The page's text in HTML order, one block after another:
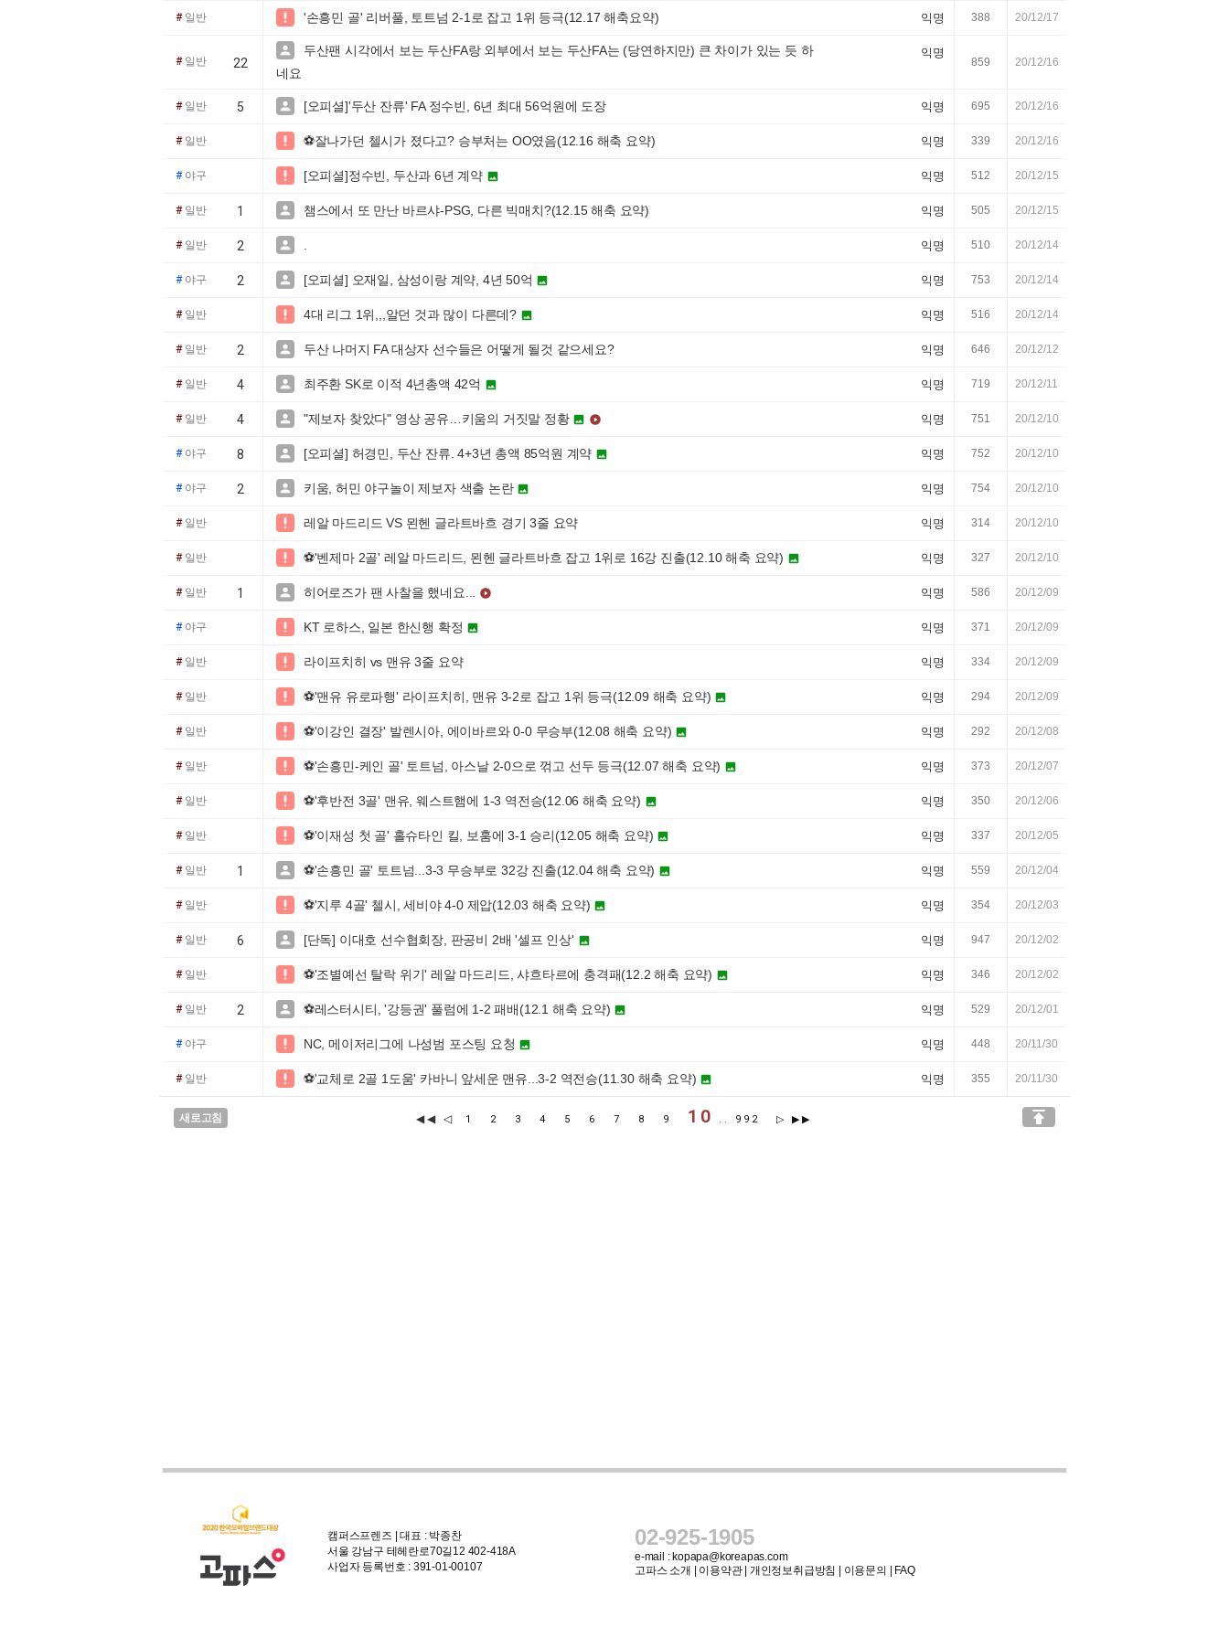
#일반  '손흥민 골' 리버풀, 토트넘 2-1로 잡고 1위 등극(12.17 해축요약) 익명 388 20/12/17
#일반 22

두산팬 시각에서 보는 두산FA랑 외부에서 보는 두산FA는 (당연하지만) 큰 차이가 있는 듯 하
네요
익명
859 20/12/16
#일반 5  [오피셜]'두산 잔류' FA 정수빈, 6년 최대 56억원에 도장 익명 695 20/12/16
#일반  ⚽잘나가던 첼시가 졌다고? 승부처는 OO였음(12.16 해축 요약) 익명 339 20/12/16
#야구  [오피셜]정수빈, 두산과 6년 계약  익명 512 20/12/15
#일반 1  챔스에서 또 만난 바르샤-PSG, 다른 빅매치?(12.15 해축 요약) 익명 505 20/12/15
#일반 2  익명 510 20/12/14
#야구 2  [오피셜] 오재일, 삼성이랑 계약, 4년 50억  익명 753 20/12/14
#일반  4대 리그 1위,,,알던 것과 많이 다른데?  익명 516 20/12/14
#일반 2  두산 나머지 FA 대상자 선수들은 어떻게 될것 같으세요? 익명 646 20/12/12
#일반 4  최주환 SK로 이적 4년총액 42억  익명 719 20/12/11
#일반 4  "제보자 찾았다" 영상 공유…키움의 거짓말 정황   익명 751 20/12/10
#야구 8  [오피셜] 허경민, 두산 잔류. 4+3년 총액 85억원 계약  익명 752 20/12/10
#야구 2  키움, 허민 야구놀이 제보자 색출 논란  익명 754 20/12/10
#일반  레알 마드리드 VS 묀헨 글라트바흐 경기 3줄 요약 익명 314 20/12/10
#일반  ⚽'벤제마 2골' 레알 마드리드, 묀헨 글라트바흐 잡고 1위로 16강 진출(12.10 해축 요약)  익명 327 20/12/10
#일반 1  히어로즈가 팬 사찰을 했네요...  익명 586 20/12/09
#야구  KT 로하스, 일본 한신행 확정  익명 371 20/12/09
#일반  라이프치히 vs 맨유 3줄 요약 익명 334 20/12/09
#일반  ⚽'맨유 유로파행' 라이프치히, 맨유 3-2로 잡고 1위 등극(12.09 해축 요약)  익명 294 20/12/09
#일반  ⚽'이강인 결장' 발렌시아, 에이바르와 0-0 무승부(12.08 해축 요약)  익명 292 20/12/08
#일반  ⚽'손흥민-케인 골' 토트넘, 아스날 2-0으로 꺾고 선두 등극(12.07 해축 요약)  익명 373 20/12/07
#일반  ⚽'후반전 3골' 맨유, 웨스트햄에 1-3 역전승(12.06 해축 요약)  익명 350 20/12/06
#일반  ⚽'이재성 첫 골' 홀슈타인 킬, 보훔에 3-1 승리(12.05 해축 요약)  익명 337 20/12/05
#일반 1  ⚽'손흥민 골' 토트넘...3-3 무승부로 32강 진출(12.04 해축 요약)  익명 559 20/12/04
#일반  ⚽'지루 4골' 첼시, 세비야 4-0 제압(12.03 해축 요약)  익명 354 20/12/03
#일반 6  [단독] 이대호 선수협회장, 판공비 2배 '셀프 인상'  익명 947 20/12/02
#일반  ⚽'조별예선 탈락 위기' 레알 마드리드, 샤흐타르에 충격패(12.2 해축 요약)  익명 346 20/12/02
#일반 2  ⚽레스터시티, '강등권' 풀럼에 1-2 패배(12.1 해축 요약)  익명 529 20/12/01
#야구  NC, 메이저리그에 나성범 포스팅 요청  익명 448 20/11/30
#일반  ⚽'교체로 2골 1도움' 카바니 앞세운 맨유...3-2 역전승(11.30 해축 요약)  익명 355 20/11/30
새로고침 ◀◀ ◁ 1 2 3 4 5 6 7 8 9 10 .. 992 ▷ ▶▶ 
캠퍼스프렌즈 | 대표 : 박종찬
서울 강남구 테헤란로70길12 402-418A
사업자 등록번호 : 391-01-00107
02-925-1905
e-mail : kopapa@koreapas.com
고파스 소개
이용약관| 개인정보취급방침 이용문의 FAQ